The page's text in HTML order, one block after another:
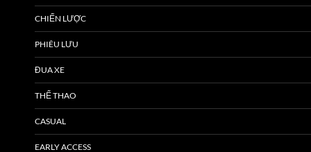
CHIẾN LƯỢC
PHIÊU LƯU
ĐUA XE
THỂ THAO
CASUAL
EARLY ACCESS